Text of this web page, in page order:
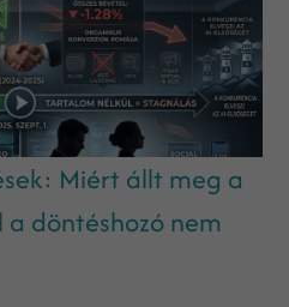
Miért állt meg a
döntéshozó nem